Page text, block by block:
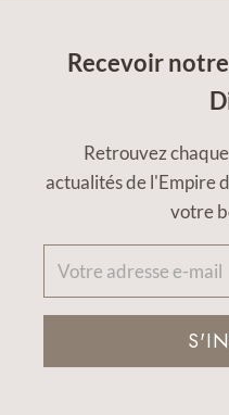
Recevoir
Retrouvez
actualités de l'Empire
votre